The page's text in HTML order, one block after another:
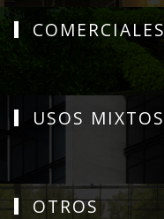
COMERCIALES
USOS MIXTOS
OTROS